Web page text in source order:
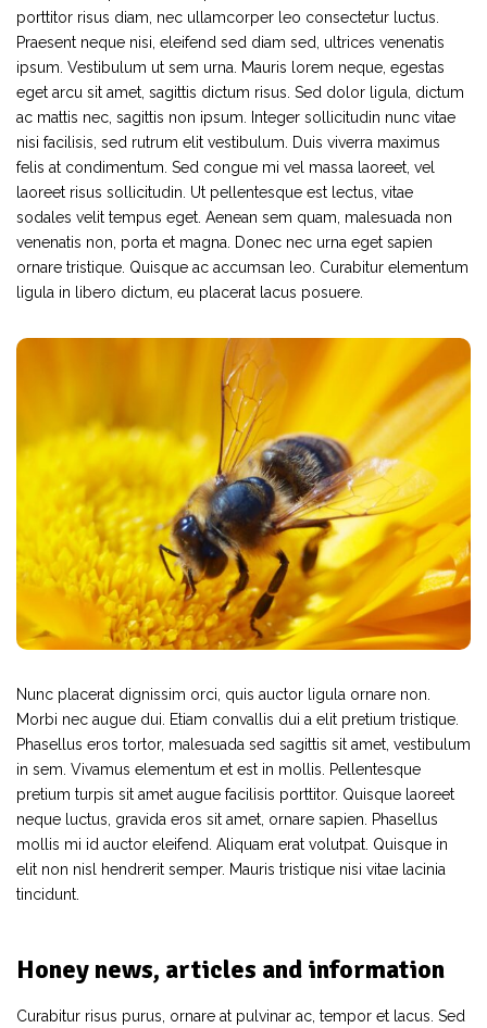
porttitor risus diam, nec ullamcorper leo consectetur luctus.
Praesent neque nisi, eleifend sed diam sed, ultrices venenatis
ipsum. Vestibulum ut sem urna. Mauris lorem neque, egestas
eget arcu sit amet, sagittis dictum risus. Sed dolor ligula, dictum
ac mattis nec, sagittis non ipsum. Integer sollicitudin nunc vitae
nisi facilisis, sed rutrum elit vestibulum. Duis viverra maximus
felis at condimentum. Sed congue mi vel massa laoreet, vel
laoreet risus sollicitudin. Ut pellentesque est lectus, vitae
sodales velit tempus eget. Aenean sem quam, malesuada non
venenatis non, porta et magna. Donec nec urna eget sapien
ornare tristique. Quisque ac accumsan leo. Curabitur elementum
ligula in libero dictum, eu placerat lacus posuere.
Nunc placerat dignissim orci, quis auctor ligula ornare non.
Morbi nec augue dui. Etiam convallis dui a elit pretium tristique.
Phasellus eros tortor, malesuada sed sagittis sit amet, vestibulum
in sem. Vivamus elementum et est in mollis. Pellentesque
pretium turpis sit amet augue facilisis porttitor. Quisque laoreet
neque luctus, gravida eros sit amet, ornare sapien. Phasellus
mollis mi id auctor eleifend. Aliquam erat volutpat. Quisque in
elit non nisl hendrerit semper. Mauris tristique nisi vitae lacinia
tincidunt.
Honey news, articles and information
Curabitur risus purus, ornare at pulvinar ac, tempor et lacus. Sed